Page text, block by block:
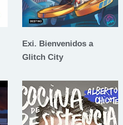
Exi. Bienvenidos a
Glitch City